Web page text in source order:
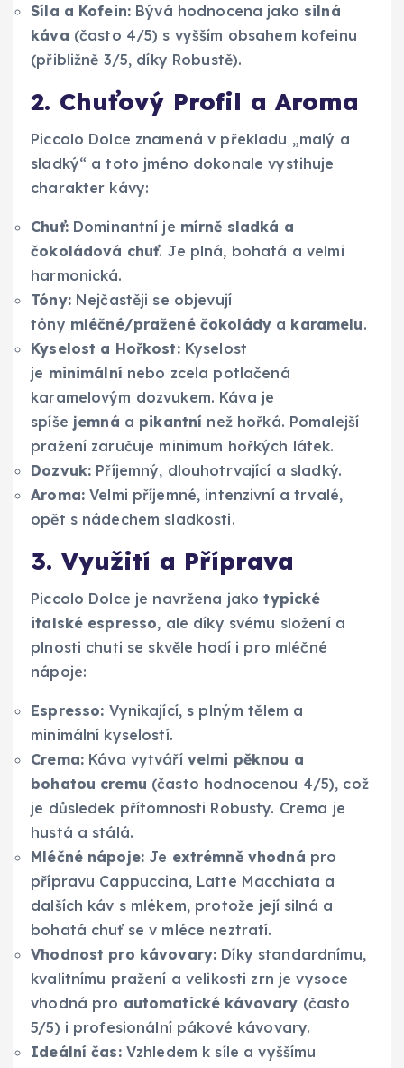
Síla a Kofein: Bývá hodnocena jako silná
káva (často 4/5) s vyšším obsahem kofeinu
(přibližně 3/5, díky Robustě).
2. Chuťový Profil a Aroma
Piccolo Dolce znamená v překladu „malý a
sladký“ a toto jméno dokonale vystihuje
charakter kávy:
Chuť:Dominantní je mírně sladká a
čokoládová chuť. Je plná, bohatá a velmi
harmonická.
Tóny:Nejčastěji se objevují
tóny mléčné/pražené čokolády a karamelu.
Kyselost a Hořkost:Kyselost
je minimální nebo zcela potlačená
karamelovým dozvukem. Káva je
spíše jemná a pikantní než hořká. Pomalejší
pražení zaručuje minimum hořkých látek.
Dozvuk: Příjemný, dlouhotrvající a sladký.
Aroma:Velmi příjemné, intenzivní a trvalé,
opět s nádechem sladkosti.
3. Využití a Příprava
Piccolo Dolce je navržena jakotypické
italské espresso, ale díky svému složení a
plnosti chuti se skvěle hodí i pro mléčné
nápoje:
Espresso: Vynikající, s plným tělem a
minimální kyselostí.
Crema:Káva vytváří velmi pěknou a
bohatou cremu (často hodnocenou 4/5), což
je důsledek přítomnosti Robusty. Crema je
hustá a stálá.
Mléčné nápoje: Je extrémně vhodná pro
přípravu Cappuccina, Latte Macchiata a
dalších káv s mlékem, protože její silná a
bohatá chuť se v mléce neztratí.
Vhodnost pro kávovary: Díky standardnímu,
kvalitnímu pražení a velikosti zrn je vysoce
vhodná pro automatické kávovary (často
5/5) i profesionální pákové kávovary.
Ideální čas:Vzhledem k síle a vyššímu